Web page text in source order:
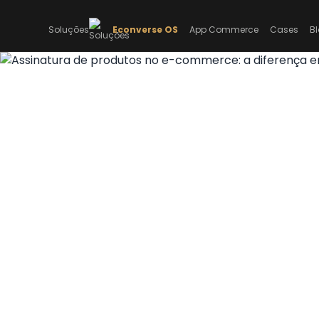
Soluções Econverse OS App Commerce Cases